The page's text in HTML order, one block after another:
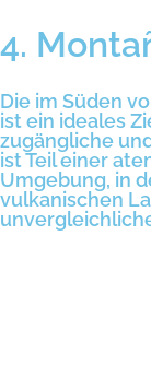
4.
Die im Süden
ist ein ideales
zugängliche
ist Teil einer
Umgebung, in
vulkanischen